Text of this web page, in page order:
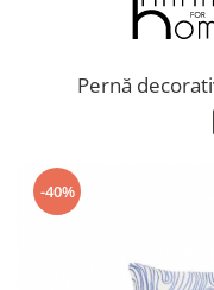
Masute auxiliare
Comode living
Taburete și pufi
Masute de cafea
Mobila dormitor
Pernă
-40%